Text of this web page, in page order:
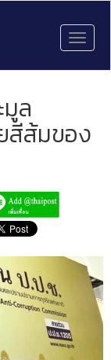
ล
สีส้มของ